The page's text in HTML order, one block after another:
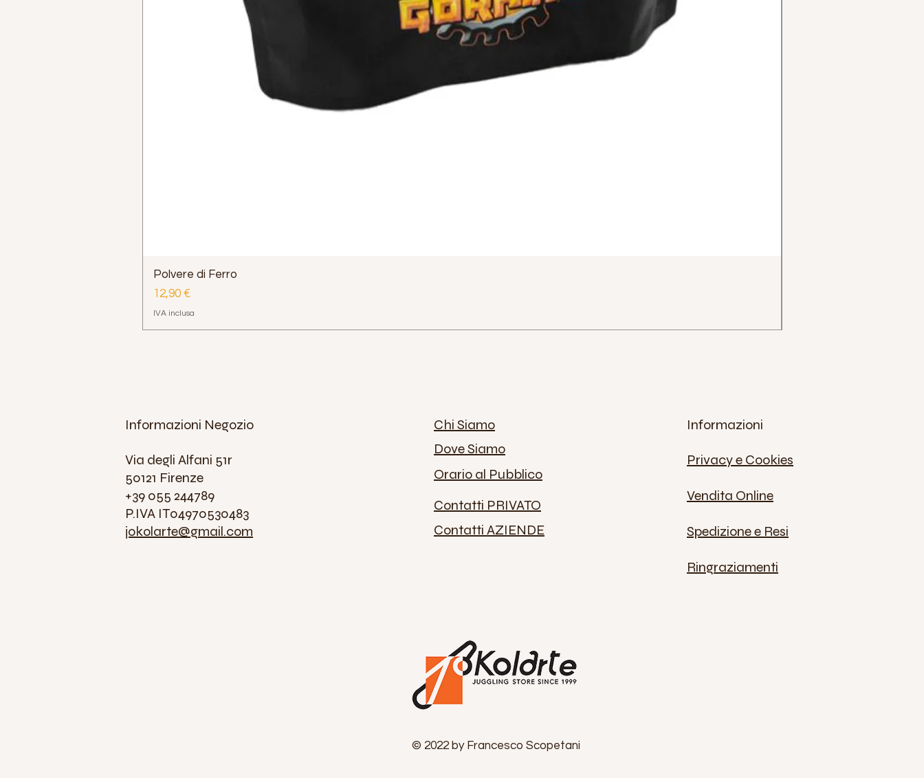
Polvere di Ferro
Prezzo
12,90 €
IVA inclusa
Informazioni Negozio
Via degli Alfani 51r
50121 Firenze
+39 055 244789
P.IVA IT04970530483
jokolarte@gmail.com
Chi Siamo
Dove Siamo
Orario al Pubblico
Contatti PRIVATO
Contatti AZIENDE
Informazioni
Privacy e Cookies
Vendita Online
Spedizione e Resi
Ringraziamenti
© 2022 by Francesco Scopetani